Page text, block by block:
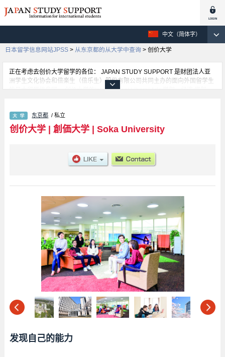
中文（简体字）
日本留学信息网站JPSS > 从东京都的从大学中查询 > 创价大学
正在考虑去创价大学留学的各位： JAPAN STUDY SUPPORT 是财团法人亚
洲学生文化协会和倍楽生（倍乐生）股份有限公司共同主办的面向外国留学生
的日本留学信息网。 创价大学的International Liberal Arts 学部、经济 学部、
此网查询。另外，在此网上登载着约1300条大学、大学院、短大、专门学校正
在招收留学生的信息。
东京都 / 私立
创价大学| 創価大学| Soka University
发现自己的能力